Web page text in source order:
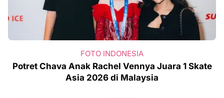
FOTO INDONESIA
Potret Chava Anak Rachel Vennya Juara 1 Skate
Asia 2026 di Malaysia